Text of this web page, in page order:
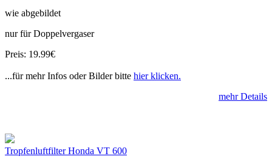
wie abgebildet
nur für Doppelvergaser
Preis: 19.99€
...für mehr Infos oder Bilder bitte hier klicken.
mehr Details
Tropfenluftfilter Honda VT 600